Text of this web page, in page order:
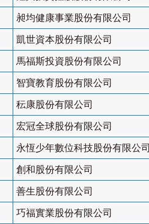
昶均健康事業股份有限公司
凱世資本股份有限公司
馬福斯投資股份有限公司
智寶教育股份有限公司
秐康股份有限公司
宏冠全球股份有限公司
永恆少年數位科技股份有限公司
創和股份有限公司
善生股份有限公司
巧福實業股份有限公司